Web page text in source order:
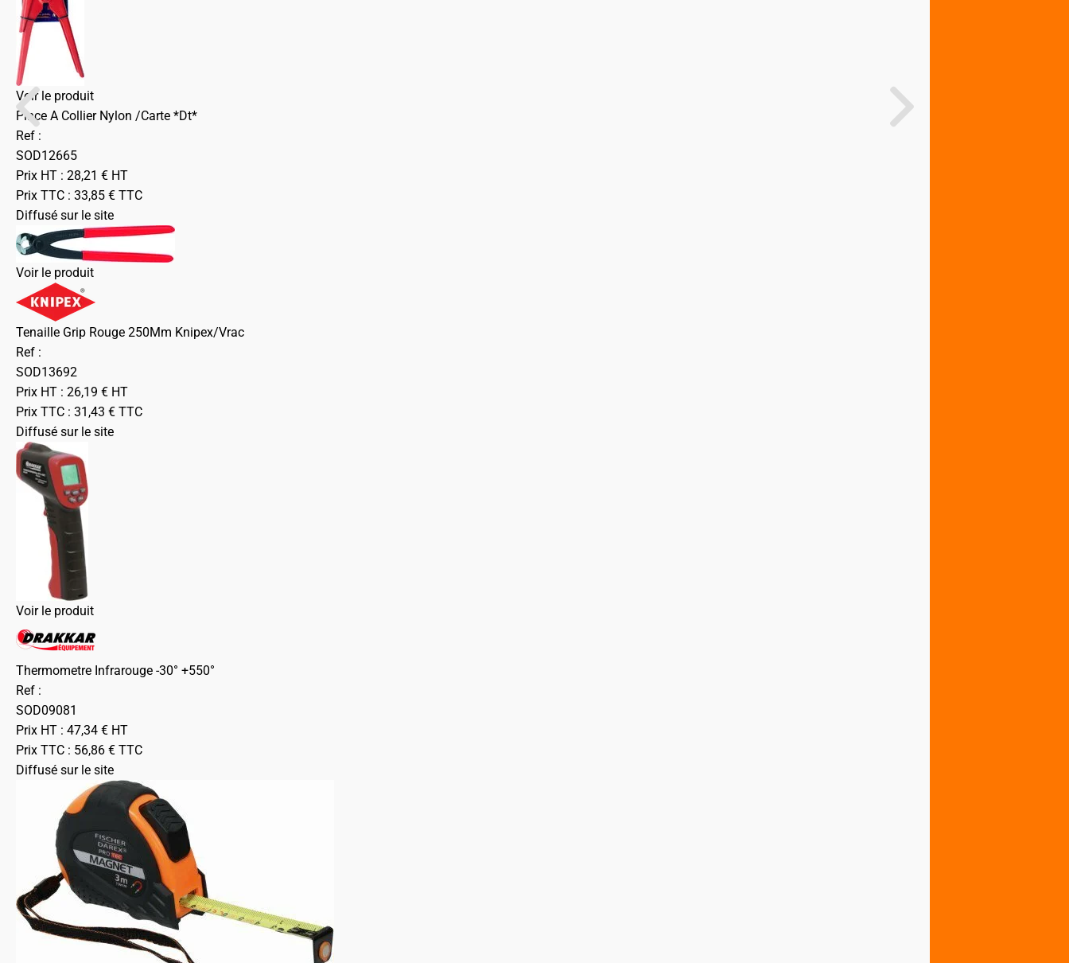
Voir le produit
Pince A Collier Nylon /Carte *Dt*
Ref :
SOD12665
Prix HT : 28,21 € HT
Prix TTC : 33,85 € TTC
Diffusé sur le site
Voir le produit
Tenaille Grip Rouge 250Mm Knipex/Vrac
Ref :
SOD13692
Prix HT : 26,19 € HT
Prix TTC : 31,43 € TTC
Diffusé sur le site
Voir le produit
Thermometre Infrarouge -30° +550°
Ref :
SOD09081
Prix HT : 47,34 € HT
Prix TTC : 56,86 € TTC
Diffusé sur le site